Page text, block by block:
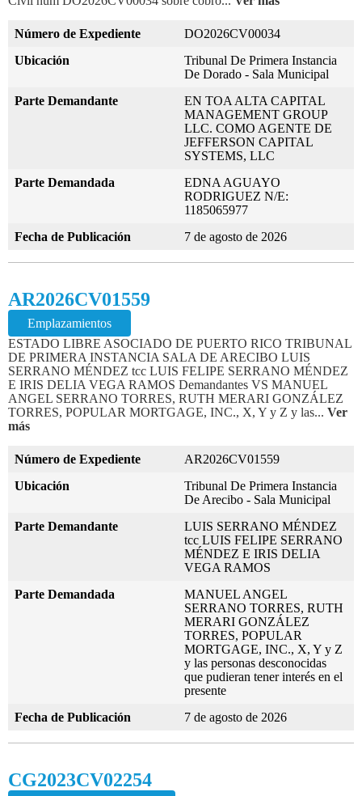
Número de Expediente
DO2026CV00034
Ubicación
Tribunal De Primera Instancia
De Dorado - Sala Municipal
Parte Demandante
EN TOA ALTA CAPITAL
MANAGEMENT GROUP
LLC. COMO AGENTE DE
JEFFERSON CAPITAL
SYSTEMS, LLC
Parte Demandada
EDNA AGUAYO
RODRIGUEZ N/E:
1185065977
Fecha de Publicación
7 de agosto de 2026
AR2026CV01559
Emplazamientos
ESTADO LIBRE ASOCIADO DE PUERTO RICO TRIBUNAL
DE PRIMERA INSTANCIA SALA DE ARECIBO LUIS
SERRANO MÉNDEZ tcc LUIS FELIPE SERRANO MÉNDEZ
E IRIS DELIA VEGA RAMOS Demandantes VS MANUEL
ANGEL SERRANO TORRES, RUTH MERARI GONZÁLEZ
TORRES, POPULAR MORTGAGE, INC., X, Y y Z y las... Ver
más
Número de Expediente
AR2026CV01559
Ubicación
Tribunal De Primera Instancia
De Arecibo - Sala Municipal
Parte Demandante
LUIS SERRANO MÉNDEZ
tcc LUIS FELIPE SERRANO
MÉNDEZ E IRIS DELIA
VEGA RAMOS
Parte Demandada
MANUEL ANGEL
SERRANO TORRES, RUTH
MERARI GONZÁLEZ
TORRES, POPULAR
MORTGAGE, INC., X, Y y Z
y las personas desconocidas
que pudieran tener interés en el
presente
Fecha de Publicación
7 de agosto de 2026
CG2023CV02254